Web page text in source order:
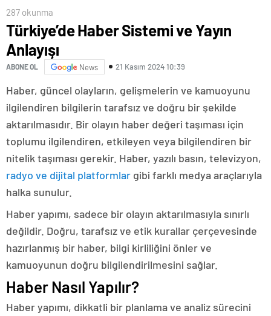
287 okunma
Türkiye’de Haber Sistemi ve Yayın
Anlayışı
ABONE OL News 21 Kasım 2024 10:39
Haber, güncel olayların, gelişmelerin ve kamuoyunu
ilgilendiren bilgilerin tarafsız ve doğru bir şekilde
aktarılmasıdır. Bir olayın haber değeri taşıması için
toplumu ilgilendiren, etkileyen veya bilgilendiren bir
nitelik taşıması gerekir. Haber, yazılı basın, televizyon,
radyo ve dijital platformlar gibi farklı medya araçlarıyla
halka sunulur.
Haber yapımı, sadece bir olayın aktarılmasıyla sınırlı
değildir. Doğru, tarafsız ve etik kurallar çerçevesinde
hazırlanmış bir haber, bilgi kirliliğini önler ve
kamuoyunun doğru bilgilendirilmesini sağlar.
Haber Nasıl Yapılır?
Haber yapımı, dikkatli bir planlama ve analiz sürecini